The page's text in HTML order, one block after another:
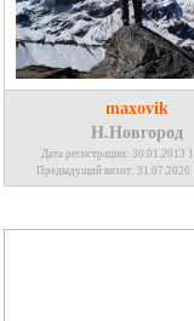
maxovik
Н.Новгород
Дата регистрации: 30.01.2013
Предыдущий визит: 31.07.2026